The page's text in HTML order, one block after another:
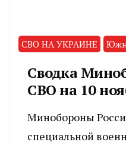
СВО НА УКРАИНЕ
Сводка
СВО на 10
Минобороны
специальной